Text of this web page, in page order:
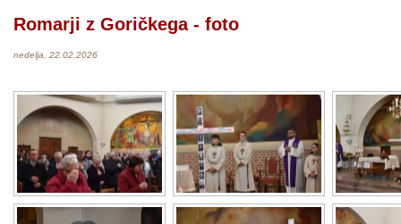
Romarji z Goričkega - foto
nedelja, 22.02.2026